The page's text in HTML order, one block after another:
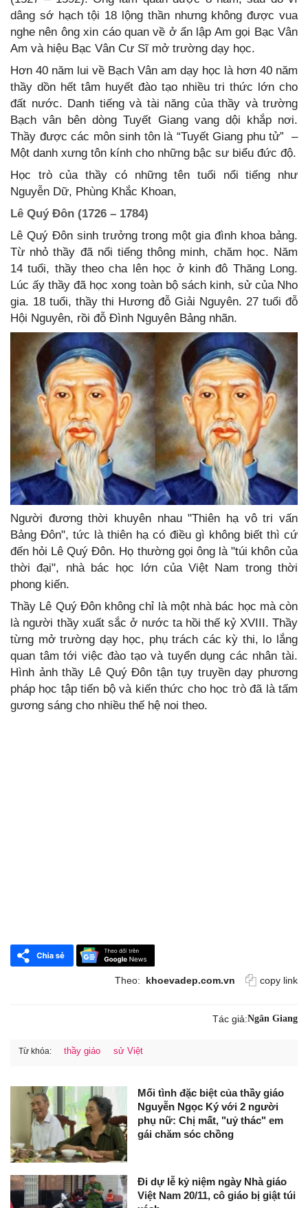
dâng sớ hạch tội 18 lộng thần nhưng không được vua
nghe nên ông xin cáo quan về ở ẩn lập Am gọi Bạc Vân
Am và hiệu Bạc Vân Cư Sĩ mở trường dạy học.
Hơn 40 năm lui về Bạch Vân am dạy học là hơn 40 năm
thầy dồn hết tâm huyết đào tạo nhiều tri thức lớn cho
đất nước. Danh tiếng và tài năng của thầy và trường
Bạch vân bên dòng Tuyết Giang vang dội khắp nơi.
Thầy được các môn sinh tôn là “Tuyết Giang phu tử” –
Một danh xưng tôn kính cho những bậc sư biểu đức độ.
Học trò của thầy có những tên tuổi nổi tiếng như
Nguyễn Dữ, Phùng Khắc Khoan,
Lê Quý Đôn (1726 – 1784)
Lê Quý Đôn sinh trưởng trong một gia đình khoa bảng.
Từ nhỏ thầy đã nổi tiếng thông minh, chăm học. Năm
14 tuổi, thầy theo cha lên học ở kinh đô Thăng Long.
Lúc ấy thầy đã học xong toàn bộ sách kinh, sử của Nho
gia. 18 tuổi, thầy thi Hương đỗ Giải Nguyên. 27 tuổi đỗ
Hội Nguyên, rồi đỗ Đình Nguyên Bảng nhãn.
Người đương thời khuyên nhau "Thiên hạ vô tri vấn
Bảng Đôn", tức là thiên hạ có điều gì không biết thì cứ
đến hỏi Lê Quý Đôn. Họ thường gọi ông là "túi khôn của
thời đại", nhà bác học lớn của Việt Nam trong thời
phong kiến.
Thầy Lê Quý Đôn không chỉ là một nhà bác học mà còn
là người thầy xuất sắc ở nước ta hồi thế kỷ XVIII. Thầy
từng mở trường dạy học, phụ trách các kỳ thi, lo lắng
quan tâm tới việc đào tạo và tuyển dụng các nhân tài.
Hình ảnh thầy Lê Quý Đôn tận tụy truyền dạy phương
pháp học tập tiến bộ và kiến thức cho học trò đã là tấm
gương sáng cho nhiều thế hệ noi theo.
Theo: khoevadep.com.vn copy link
Tác giả:Ngân Giang
Từ khóa: thầy giáo sử Việt
Mối tình đặc biệt của thầy giáo
Nguyễn Ngọc Ký với 2 người
phụ nữ: Chị mất, "uỷ thác" em
gái chăm sóc chồng
Đi dự lễ kỷ niệm ngày Nhà giáo
Việt Nam 20/11, cô giáo bị giật túi